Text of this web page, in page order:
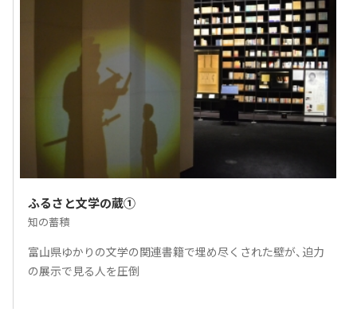
ふるさと文学の蔵①
知の蓄積
富山県ゆかりの文学の関連書籍で埋め尽くされた壁が、迫力
の展示で見る人を圧倒